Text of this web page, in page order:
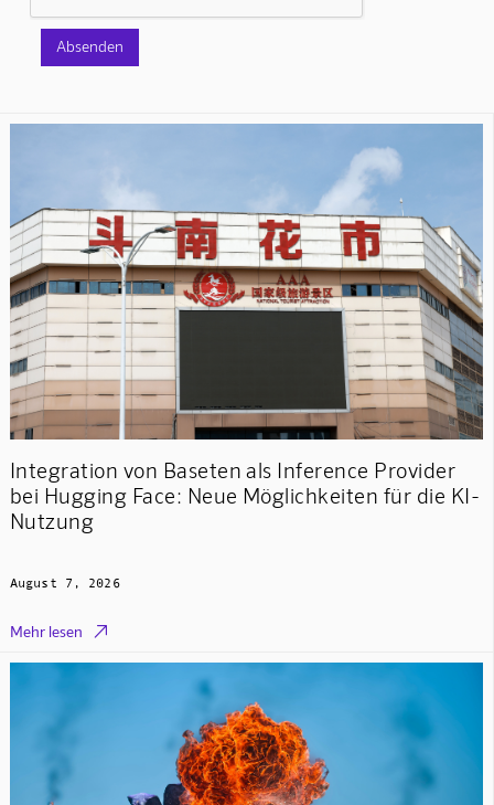
Integration von Baseten als Inference Provider
bei Hugging Face: Neue Möglichkeiten für die KI-
Nutzung
August 7, 2026
Mehr lesen 